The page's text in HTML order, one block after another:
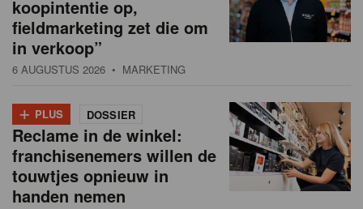
koopintentie op,
fieldmarketing zet die om
in verkoop”
6 AUGUSTUS 2026 • MARKETING
+ PLUS DOSSIER
Reclame in de winkel:
franchisenemers willen de
touwtjes opnieuw in
handen nemen